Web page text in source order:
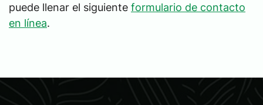
puede llenar el siguiente formulario de contacto
en línea.